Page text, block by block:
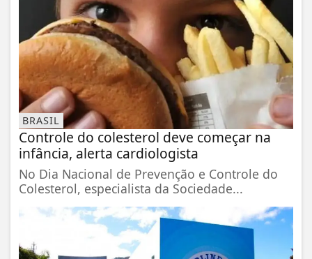
BRASIL
Controle do colesterol deve começar na
infância, alerta cardiologista
No Dia Nacional de Prevenção e Controle do
Colesterol, especialista da Sociedade...